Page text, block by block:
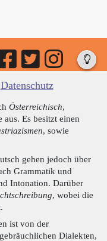
Datenschutz
Österreichisch,
Es besitzt einen
, sowie
gehen jedoch über
Grammatik und
Intonation. Darüber
, wobei die
ist von der
Dialekten,